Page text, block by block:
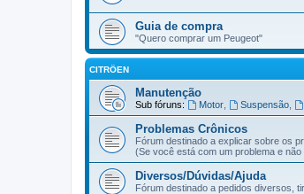
Guia de compra
"Quero comprar um Peugeot"
CITRÖEN
Manutenção
Sub fóruns: Motor, Suspensão,
Problemas Crônicos
Fórum destinado a explicar sobre os
(Se você está com um problema e
Diversos/Dúvidas/Ajuda
Fórum destinado a pedidos diversos,